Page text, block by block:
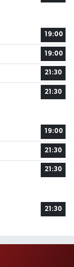
19:00
19:00
21:30
21:30
19:00
21:30
21:30
21:30